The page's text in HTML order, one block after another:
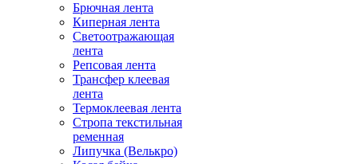
Брючная лента
Киперная лента
Светоотражающая
лента
Репсовая лента
Трансфер клеевая
лента
Термоклеевая лента
Стропа текстильная
ременная
Липучка (Велькро)